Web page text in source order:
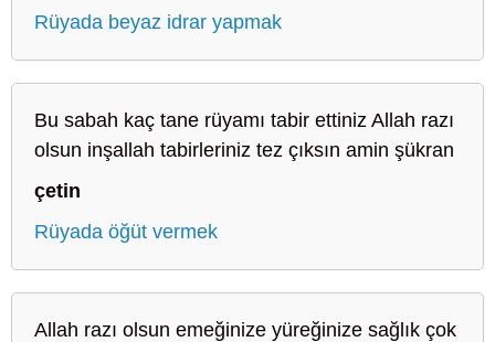
Rüyada beyaz idrar yapmak
Bu sabah kaç tane rüyamı tabir ettiniz Allah razı
olsun inşallah tabirleriniz tez çıksın amin şükran
çetin
Rüyada öğüt vermek
Allah razı olsun emeğinize yüreğinize sağlık çok